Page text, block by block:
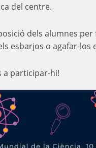
del centre.
dels alumnes
esbarjos o agafar-los
a participar-hi!